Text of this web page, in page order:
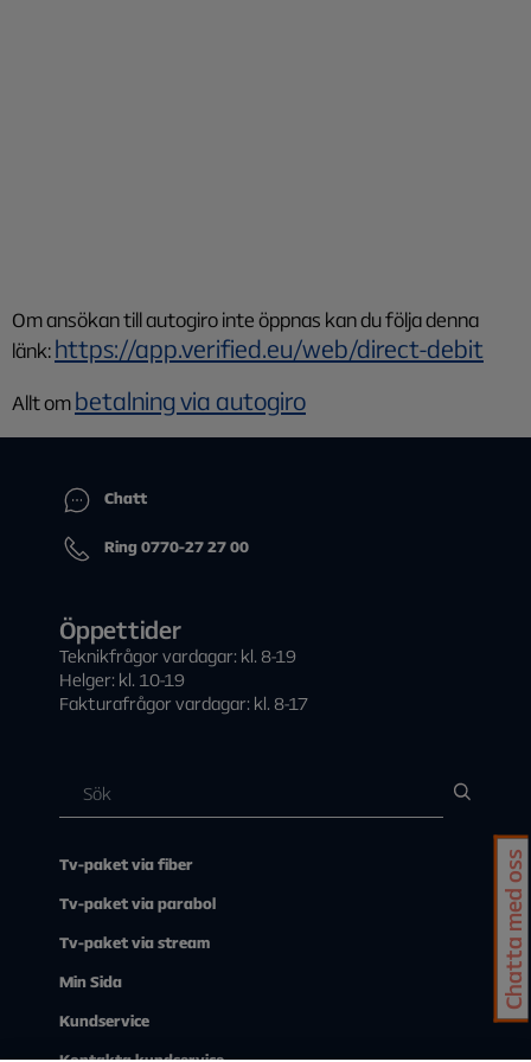
Om ansökan till autogiro inte öppnas kan du följa denna
länk:https://app.verified.eu/web/direct-debit
Allt ombetalning via autogiro
Chatt
Ring 0770-27 27 00
Öppettider
Teknikfrågor vardagar: kl. 8-19
Helger: kl. 10-19
Fakturafrågor vardagar: kl. 8-17
Tv-paket via fiber
Tv-paket via parabol
Tv-paket via stream
Min Sida
Kundservice
Chatta med oss